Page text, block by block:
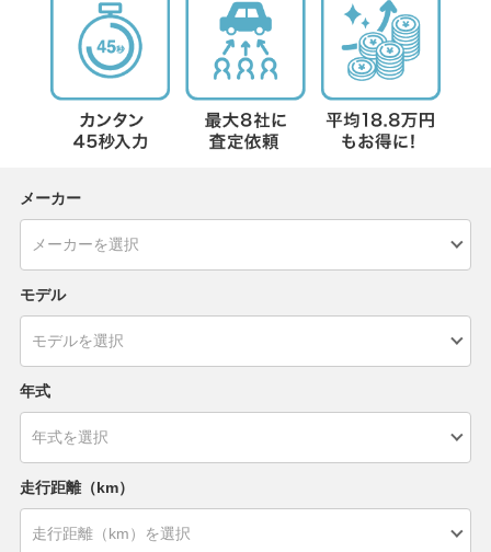
メーカー
モデル
年式
走行距離（km）